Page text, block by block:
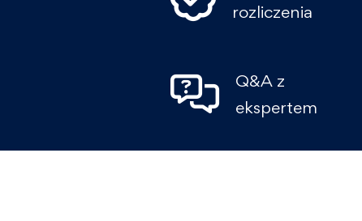
rozliczenia
Q&A z
ekspertem